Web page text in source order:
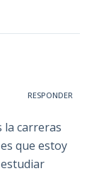
RESPONDER
la carreras
que estoy